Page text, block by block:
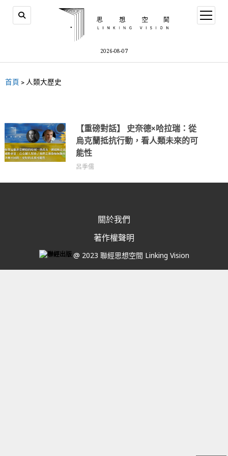
2026-08-07
首頁 > 人類大歷史
【重磅對話】 史奈德×哈拉瑞：從
烏克蘭抵抗行動，看人類未來的可
能性
呂季儒
關於我們
著作權聲明
@ 2023 聯經思想空間 Linking Vision